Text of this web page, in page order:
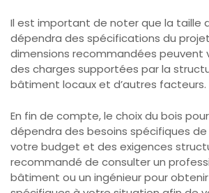
Il est important de noter que la taille
dépendra des spécifications du
dimensions recommandées peuvent
des charges supportées par la
bâtiment locaux et d’autres facteurs.
En fin de compte, le choix du bois
dépendra des besoins spécifiques
votre budget et des exigences
recommandé de consulter un
bâtiment ou un ingénieur pour